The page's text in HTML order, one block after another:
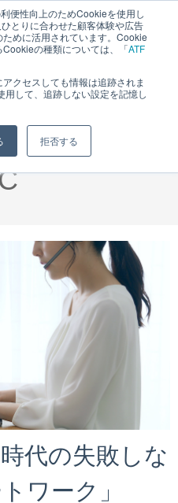
便性向上のためCookieを使用し
とりに合わせた顧客体験や広告
ために活用されています。Cookie
の種類については、「ATF
クセスしても情報は追跡されま
して、追跡しない設定を記憶し
拒否する
MENU
代の失敗しな
ワーク」